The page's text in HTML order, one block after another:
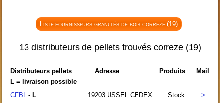
Liste fournisseurs granulés de bois correze (19)
13 distributeurs de pellets trouvés correze (19)
Distributeurs pellets
L = livraison possible
Adresse Produits Mail
CFBL - L 19203 USSEL CEDEX
Stock
>